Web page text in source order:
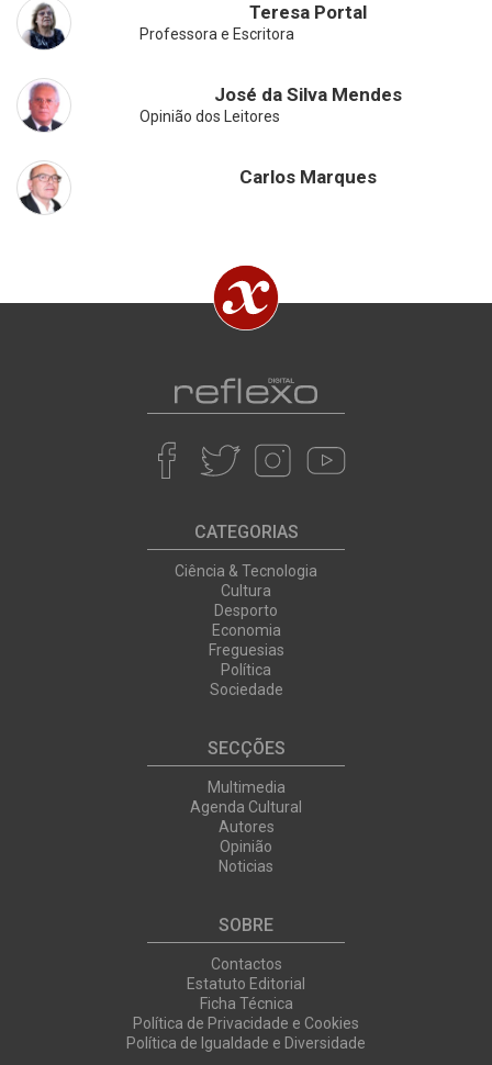
Teresa Portal
Professora e Escritora
José da Silva Mendes
Opinião dos Leitores
Carlos Marques
CATEGORIAS
Ciência & Tecnologia
Cultura
Desporto
Economia
Freguesias
Política
Sociedade
SECÇÕES
Multimedia
Agenda Cultural
Autores
Opinião
Noticias
SOBRE
Contactos
Estatuto Editorial
Ficha Técnica
Política de Privacidade e Cookies
Política de Igualdade e Diversidade